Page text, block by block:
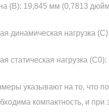
(B): 19,845 мм (0,7813
динамическая нагрузка
статическая нагрузка (C0):
указывают на то, что
компактность, и